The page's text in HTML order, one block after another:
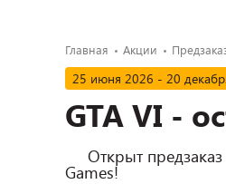
Главная Акции
25 июня 2026 - 20
GTA VI -
Games!